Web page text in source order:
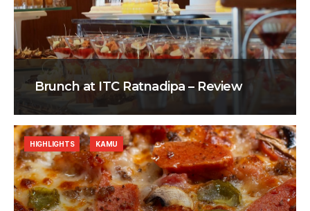
Brunch at ITC Ratnadipa – Review
HIGHLIGHTS KAMU